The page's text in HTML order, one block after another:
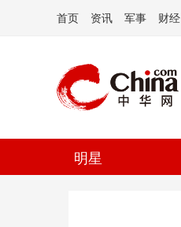
首页 资讯 军事 财经
明星